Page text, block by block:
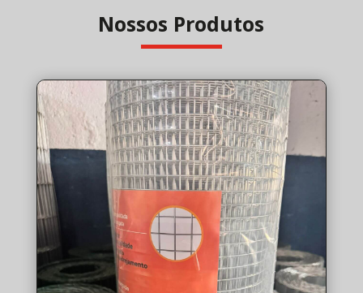
Nossos Produtos